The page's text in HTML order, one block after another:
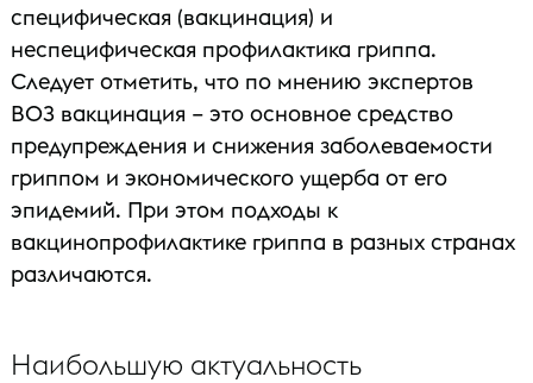
специфическая (вакцинация) и
неспецифическая профилактика гриппа.
Следует отметить, что по мнению экспертов
ВОЗ вакцинация – это основное средство
предупреждения и снижения заболеваемости
гриппом и экономического ущерба от его
эпидемий. При этом подходы к
вакцинопрофилактике гриппа в разных странах
различаются.
Наибольшую актуальность